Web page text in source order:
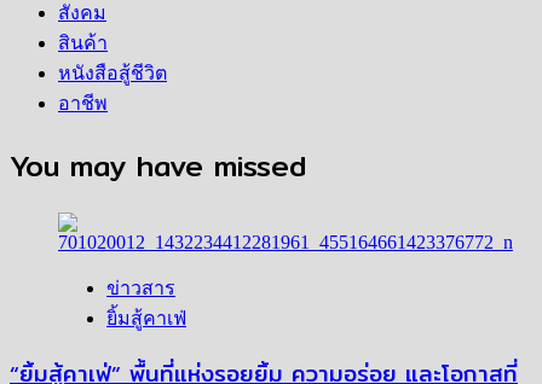
สังคม
สินค้า
หนังสือสู้ชีวิต
อาชีพ
You may have missed
ข่าวสาร
ยิ้มสู้คาเฟ่
“ยิ้มสู้คาเฟ่” พื้นที่แห่งรอยยิ้ม ความอร่อย และโอกาสที่